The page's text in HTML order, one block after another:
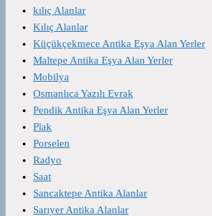
kılıç Alanlar
Kılıç Alanlar
Küçükçekmece Antika Eşya Alan Yerler
Maltepe Antika Eşya Alan Yerler
Mobilya
Osmanlıca Yazılı Evrak
Pendik Antika Eşya Alan Yerler
Plak
Porselen
Radyo
Saat
Sancaktepe Antika Alanlar
Sarıyer Antika Alanlar